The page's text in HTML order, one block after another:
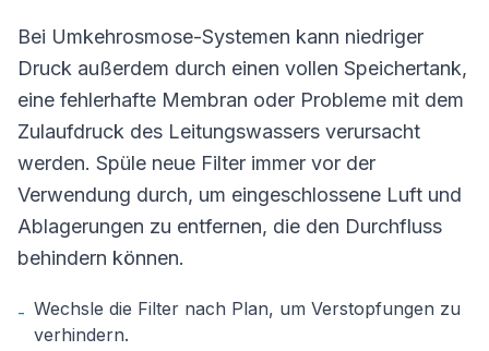
Bei Umkehrosmose-Systemen kann niedriger
Druck außerdem durch einen vollen Speichertank,
eine fehlerhafte Membran oder Probleme mit dem
Zulaufdruck des Leitungswassers verursacht
werden. Spüle neue Filter immer vor der
Verwendung durch, um eingeschlossene Luft und
Ablagerungen zu entfernen, die den Durchfluss
behindern können.
- Wechsle die Filter nach Plan, um Verstopfungen zu
verhindern.